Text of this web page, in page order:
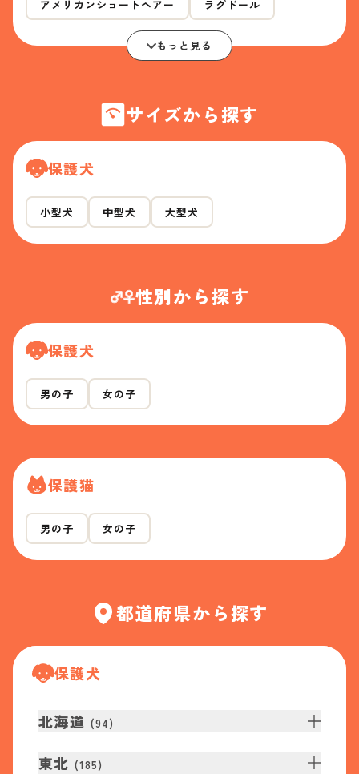
アメリカンショートヘアー ラグドール
もっと見る
サイズから探す
保護犬
小型犬 中型犬 大型犬
性別から探す
保護犬
男の子 女の子
保護猫
男の子 女の子
都道府県から探す
保護犬
北海道 (94)
東北 (185)